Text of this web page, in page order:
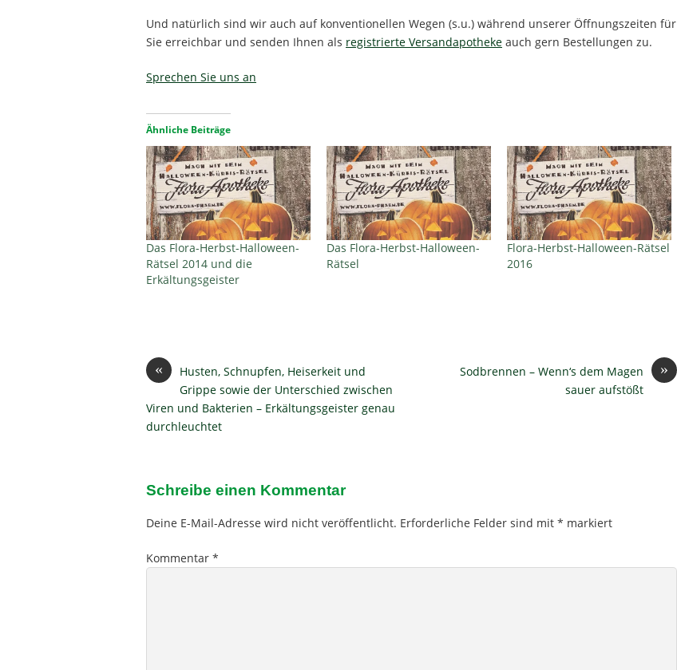
Und natürlich sind wir auch auf konventionellen Wegen (s.u.) während unserer Öffnungszeiten für
Sie erreichbar und senden Ihnen als registrierte Versandapotheke auch gern Bestellungen zu.
Sprechen Sie uns an
Ähnliche Beiträge
Das Flora-Herbst-Halloween-
Rätsel 2014 und die
Erkältungsgeister
Das Flora-Herbst-Halloween-
Rätsel
Flora-Herbst-Halloween-Rätsel
2016
«
Husten, Schnupfen, Heiserkeit und
Grippe sowie der Unterschied zwischen
Viren und Bakterien – Erkältungsgeister genau
durchleuchtet
»
Sodbrennen – Wenn‘s dem Magen
sauer aufstößt
Schreibe einen Kommentar
Deine E-Mail-Adresse wird nicht veröffentlicht. Erforderliche Felder sind mit * markiert
Kommentar *